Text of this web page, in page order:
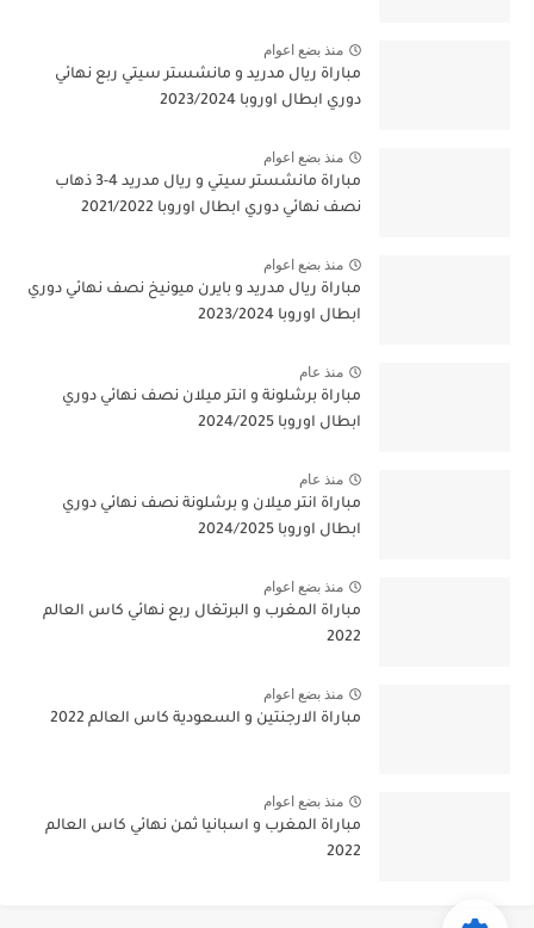
منذ بضع اعوام
مباراة ريال مدريد و مانشستر سيتي ربع نهائي
دوري ابطال اوروبا 2023/2024
منذ بضع اعوام
مباراة مانشستر سيتي و ريال مدريد 4-3 ذهاب
نصف نهائي دوري ابطال اوروبا 2021/2022
منذ بضع اعوام
مباراة ريال مدريد و بايرن ميونيخ نصف نهائي دوري
ابطال اوروبا 2023/2024
منذ عام
مباراة برشلونة و انتر ميلان نصف نهائي دوري
ابطال اوروبا 2024/2025
منذ عام
مباراة انتر ميلان و برشلونة نصف نهائي دوري
ابطال اوروبا 2024/2025
منذ بضع اعوام
مباراة المغرب و البرتغال ربع نهائي كاس العالم
2022
منذ بضع اعوام
مباراة الارجنتين و السعودية كاس العالم 2022
منذ بضع اعوام
مباراة المغرب و اسبانيا ثمن نهائي كاس العالم
2022